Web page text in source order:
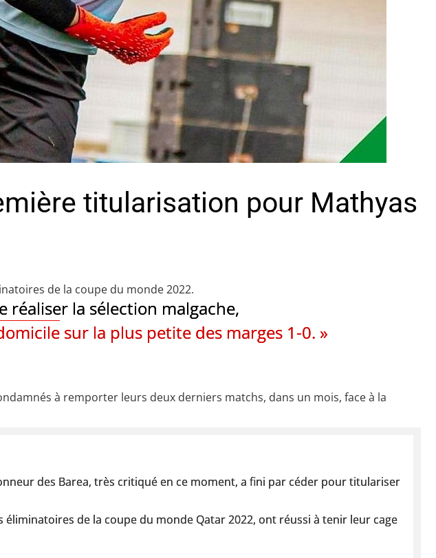
titularisation pour Mathyas
de la coupe du monde 2022.
réaliser la sélection malgache,
sur la plus petite des marges 1-0. »
à remporter leurs deux derniers matchs, dans un mois, face à la
des Barea, très critiqué en ce moment, a fini par céder pour titulariser
de la coupe du monde Qatar 2022, ont réussi à tenir leur cage